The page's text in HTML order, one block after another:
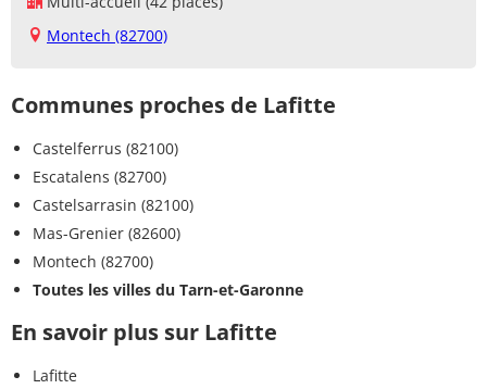
Montech (82700)
Communes proches de Lafitte
Castelferrus (82100)
Escatalens (82700)
Castelsarrasin (82100)
Mas-Grenier (82600)
Montech (82700)
Toutes les villes du Tarn-et-Garonne
En savoir plus sur Lafitte
Lafitte